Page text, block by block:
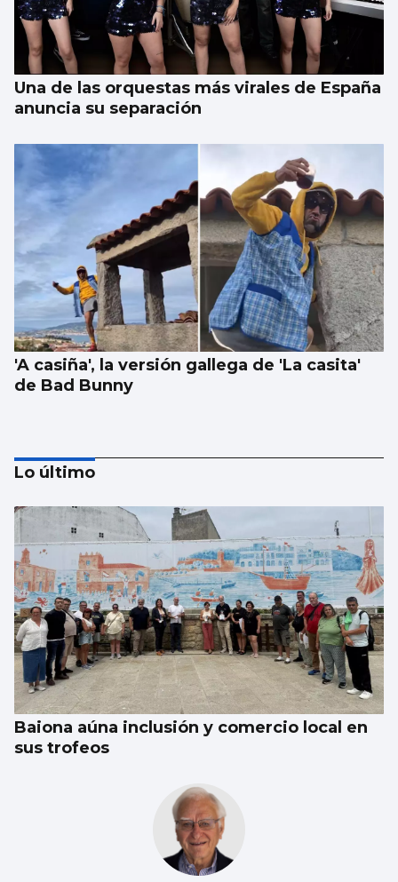
Una de las orquestas más virales de España
anuncia su separación
'A casiña', la versión gallega de 'La casita'
de Bad Bunny
1.000 euros por ir a festivales con
acompañante: el “trabajo del verano”
existe
Lo último
Baiona aúna inclusión y comercio local en
sus trofeos